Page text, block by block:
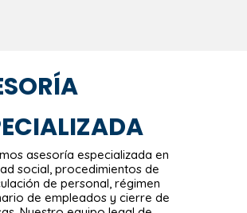
asesoría especializada en
social, procedimientos de
de personal, régimen
de empleados y cierre de